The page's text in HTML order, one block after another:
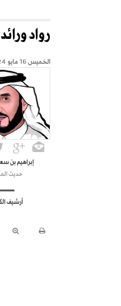
رواد
الخميس 16 مايو 2024
إبراهيم بن
حديث
أرشيف